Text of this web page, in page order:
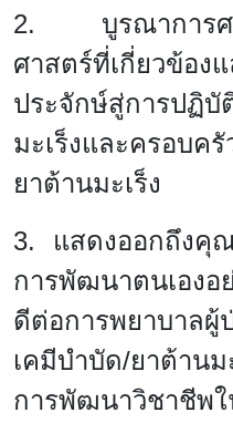
2. บูรณาการศา
ศาสตร์ที่เกี่ยวข้อง
ประจักษ์สู่การปฏิบั
มะเร็งและครอบค
ยาต้านมะเร็ง
3. แสดงออกถึงคุ
การพัฒนาตนเองอ
ดีต่อการพยาบาลผู้
เคมีบำบัด/ยาต้าน
การพัฒนาวิชาชีพใ